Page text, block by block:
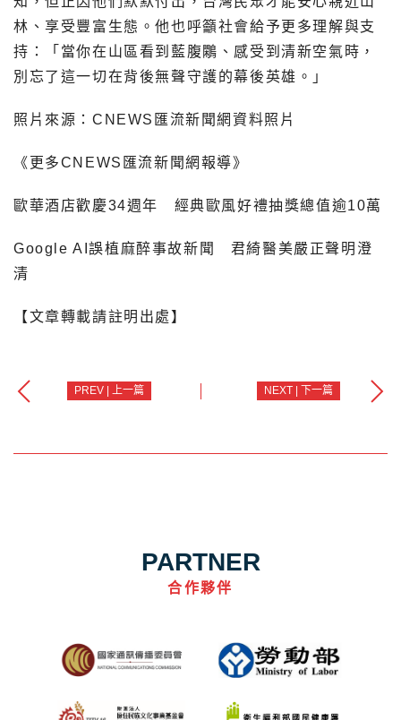
林、享受豐富生態。他也呼籲社會給予更多理解與支
持：「當你在山區看到藍腹鷴、感受到清新空氣時，
別忘了這一切在背後無聲守護的幕後英雄。」
照片來源：CNEWS匯流新聞網資料照片
《更多CNEWS匯流新聞網報導》
歐華酒店歡慶34週年 經典歐風好禮抽獎總值逾10萬
Google AI誤植麻醉事故新聞 君綺醫美嚴正聲明澄
清
【文章轉載請註明出處】
PREV | 上一篇 NEXT | 下一篇
PARTNER
合作夥伴